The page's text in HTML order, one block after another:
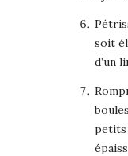
soit
d’un
petits